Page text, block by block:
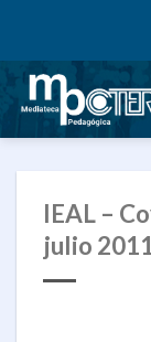
contenido
IEAL –
julio